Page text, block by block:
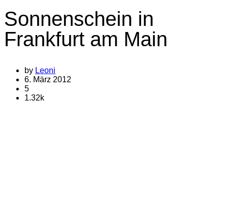
Sonnenschein in
Frankfurt am Main
by Leoni
6. März 2012
5
1.32k